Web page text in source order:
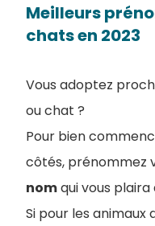
Meilleurs
chats en 2023
Vous adoptez
ou chat ?
Pour bien
côtés, prénommez
nomqui vous
Si pour les animaux